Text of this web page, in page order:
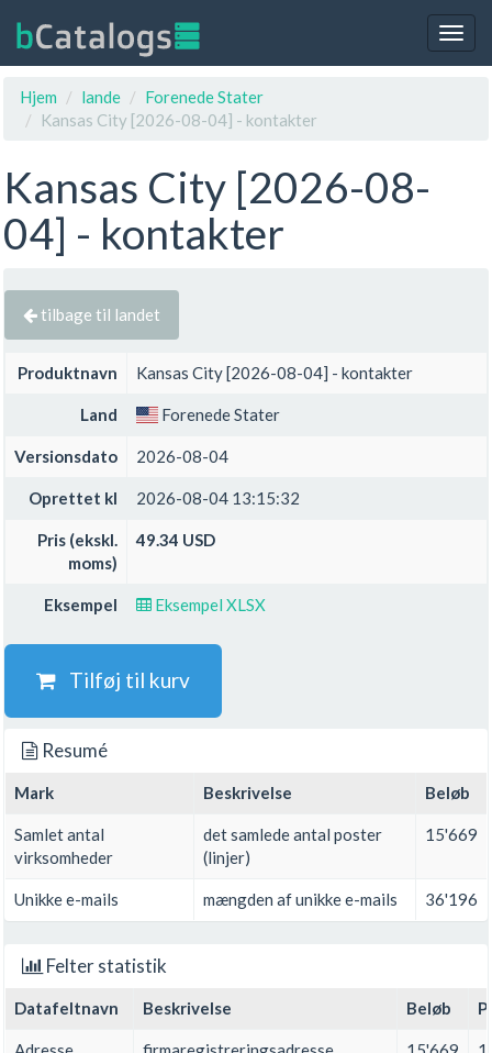
Hjem
lande
Forenede Stater
Kansas City [2026-08-04] - kontakter
Kansas City [2026-08-
04] - kontakter
tilbage til landet
Produktnavn Kansas City [2026-08-04] - kontakter
Land Forenede Stater
Versionsdato 2026-08-04
Oprettet kl 2026-08-04 13:15:32
Pris (ekskl.
moms)
49.34 USD
Eksempel Eksempel XLSX
Tilføj til kurv
Resumé
Mark Beskrivelse Beløb
Samlet antal
virksomheder
det samlede antal poster
(linjer)
15'669
Unikke e-mails mængden af unikke e-mails 36'196
Felter statistik
Datafeltnavn Beskrivelse Beløb